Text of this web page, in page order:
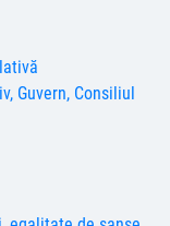
Guvern, Consiliul